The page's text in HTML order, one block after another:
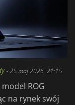
-25 maj 2026, 21:15
ROG
na rynek swój